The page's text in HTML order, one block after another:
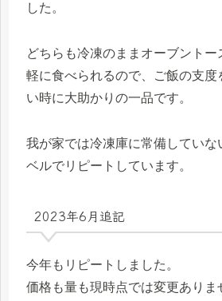
した。
どちらも冷凍のままオーブント
軽に食べられるので、ご飯の支度
い時に大助かりの一品です。
我が家では冷凍庫に常備していな
ベルでリピートしています。
2023年6月追記
今年もリピートしました。
価格も量も現時点では変更ありま